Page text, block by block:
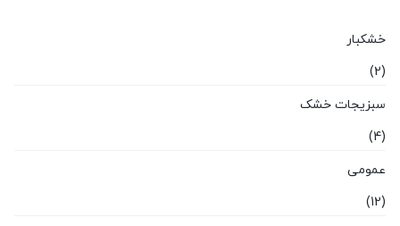
خشکبار
(2)
سبزیجات خشک
(4)
عمومی
(12)